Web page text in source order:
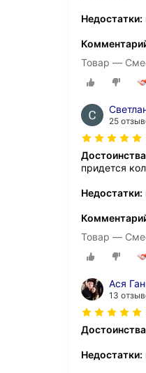
Недостатки:
Товар —
25
придется
Недостатки:
Товар —
Ася
13
Недостатки: